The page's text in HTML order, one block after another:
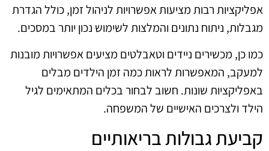
אפליקציות רבות מציעות אפשרויות לניהול זמן, כולל הגדרת
מגבלות, ניתוח נתונים והמלצות לשימוש נכון יותר במסכים.
כמו כן, מכשירים ניידים וטאבלטים מציעים אפשרויות מובנות
למעקב, המאפשרות לראות כמה זמן הילדים מבלים
באפליקציות שונות. חשוב לבחור בכלים המתאימים לגיל
הילד ולצרכים האישיים של המשפחה.
קביעת גבולות בריאותיים